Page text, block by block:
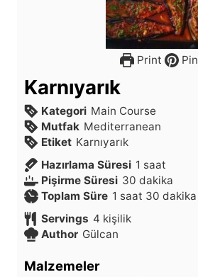
Print Pin
Karnıyarık
Kategori Main Course
Mutfak Mediterranean
Etiket Karnıyarık
Hazırlama Süresi 1 s
a
a
saat
Pişirme Süresi 30d
a
dakika
Toplam Süre 1 s
a
a
t
saat 30ddakika
Servings 4 kişilik
Author Gülcan
Malzemeler